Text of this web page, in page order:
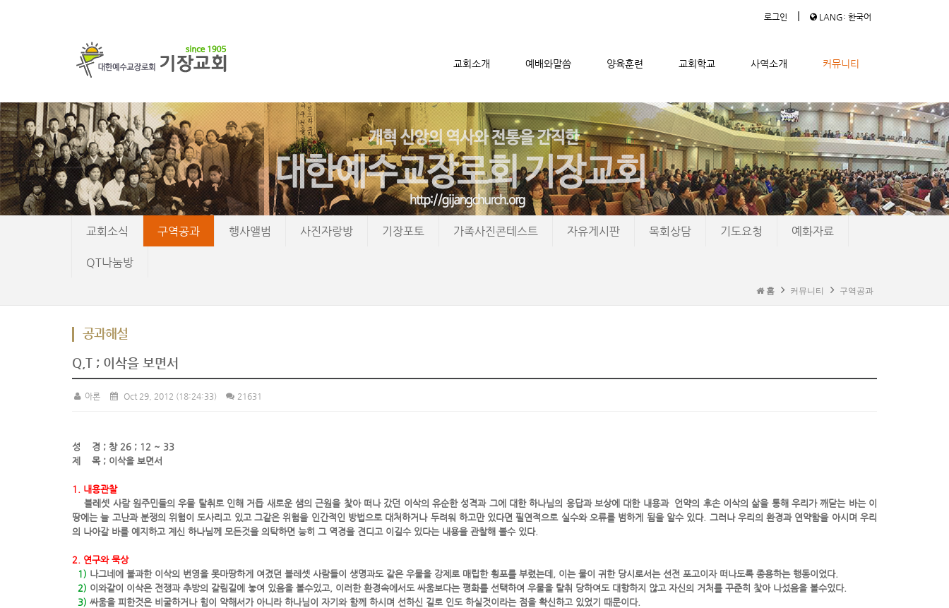
로그인 | LANG: 한국어
교회소개 예배와말씀 양육훈련 교회학교 사역소개 커뮤니티
메뉴 건너뛰기
교회소식 구역공과 행사앨범 사진자랑방 기장포토 가족사진콘테스트 자유게시판 목회상담 기도요청 예화자료
QT나눔방
홈 커뮤니티 구역공과
공과해설
Q,T ; 이삭을 보면서
아론 Oct 29, 2012 (18:24:33) 21631
성 경 ; 창 26 ; 12 ~ 33
제 목 ; 이삭을 보면서
1. 내용관찰
블레셋 사람 원주민들의 우물 탈취로 인해 거듭 새로운 샘의 근원을 찿아 떠나 갔던 이삭의 유순한 성격과 그에 대한 하나님의 응답과 보상에 대한 내용과 언약의 후손 이삭의 삶을 통해 우리가 깨닫는 바는 이
땅에는 늘 고난과 분쟁의 위험이 도사리고 있고 그같은 위험을 인간적인 방법으로 대처하거나 두려워 하고만 있다면 필연적으로 실수와 오류를 범하게 됨을 알수 있다. 그러나 우리의 환경과 연약함을 아시며 우리
의 나아갈 바를 예지하고 계신 하나님께 모든것을 의탁하면 능히 그 역경을 견디고 이길수 있다는 내용을 관찰해 볼수 있다.
2. 연구와 묵상
1) 나그네에 불과한 이삭의 번영을 못마땅하게 여겼던 블레셋 사람들이 생명과도 같은 우물을 강제로 매립한 횡포를 부렸는데, 이는 물이 귀한 당시로서는 선전 포고이자 떠나도록 종용하는 행동이었다.
2) 이와같이 이삭은 전쟁과 추방의 갈림길에 놓여 있음을 볼수있고, 이러한 환경속에서도 싸움보다는 평화를 선택하여 우물을 탈취 당하여도 대항하지 않고 자신의 거처를 꾸준히 찿아 나섰음을 볼수있다.
3) 싸움을 피한것은 비굴하거나 힘이 약해서가 아니라 하나님이 자기와 함께 하시며 선하신 길로 인도 하실것이라는 점을 확신하고 있었기 때문이다.